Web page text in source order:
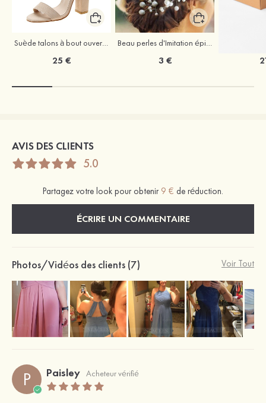
Suède talons à bout ouvert sandales talon bottier chaussures pour les soirées
25 €
Beau perles d'Imitation épingles à cheveux coiffe
3 €
AVIS DES CLIENTS
5.0
Partagez votre look pour obtenir 9 € de réduction.
ÉCRIRE UN COMMENTAIRE
Photos/Vidéos des clients (7) Voir Tout
P Paisley Acheteur vérifié